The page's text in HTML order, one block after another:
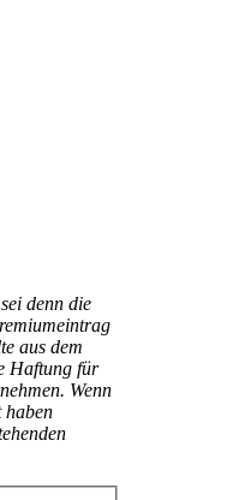
denn die
aus dem
Haftung für
Wenn
haben